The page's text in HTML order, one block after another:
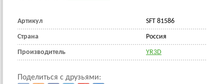
Артикул SFT 81586
Страна Россия
Производитель YR3D
Поделиться с друзьями: